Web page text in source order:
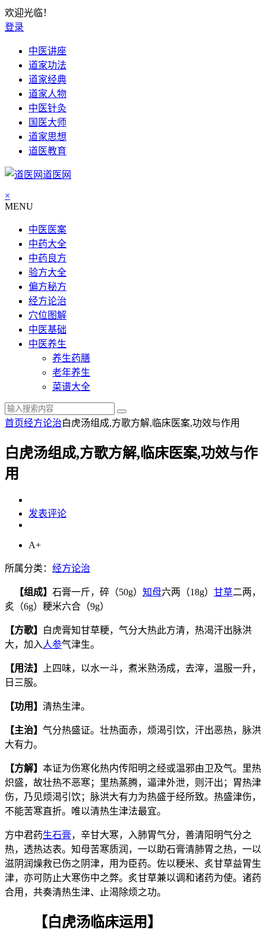
欢迎光临！
登录
中医讲座
道家功法
道家经典
道家人物
中医针灸
国医大师
道家思想
道医教育
道医网
×
MENU
中医医案
中药大全
中药良方
验方大全
偏方秘方
经方论治
穴位图解
中医基础
中医养生
养生药膳
老年养生
菜谱大全
首页经方论治白虎汤组成,方歌方解,临床医案,功效与作用
白虎汤组成,方歌方解,临床医案,功效与作
用
发表评论
A+
所属分类： 经方论治
【组成】 石膏一斤，碎（50g） 知母六两（18g） 甘草二两，
炙（6g）粳米六合（9g）
【方歌】
白虎膏知甘草粳，气分大热此方清，热渴汗出脉洪
大，加入 人参气津生。
【用法】
上四味，以水一斗，煮米熟汤成，去滓，温服一升，
日三服。
【功用】 清热生津。
【主治】 气分热盛证。壮热面赤，烦渴引饮，汗出恶热，脉洪
大有力。
【方解】 本证为伤寒化热内传阳明之经或温邪由卫及气。里热
炽盛，故壮热不恶寒；里热蒸腾，逼津外泄，则汗出；胃热津
伤，乃见烦渴引饮；脉洪大有力为热盛于经所致。热盛津伤，
不能苦寒直折。唯以清热生津法最宜。
方中君药生石膏，辛甘大寒，入肺胃气分，善清阳明气分之
热，透热达表。知母苦寒质润，一以助石膏清肺胃之热，一以
滋阴润燥救已伤之阴津，用为臣药。佐以粳米、炙甘草益胃生
津，亦可防止大寒伤中之弊。炙甘草兼以调和诸药为使。诸药
合用，共奏清热生津、止渴除烦之功。
【白虎汤临床运用】